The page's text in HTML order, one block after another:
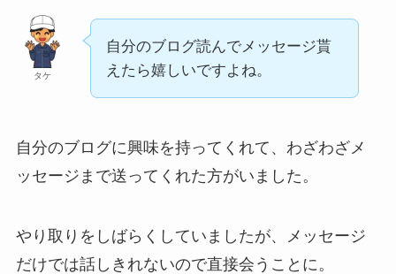
タケ
自分のブログ読んでメッセージ貰
えたら嬉しいですよね。
自分のブログに興味を持ってくれて、わざわざメ
ッセージまで送ってくれた方がいました。
やり取りをしばらくしていましたが、メッセージ
だけでは話しきれないので直接会うことに。